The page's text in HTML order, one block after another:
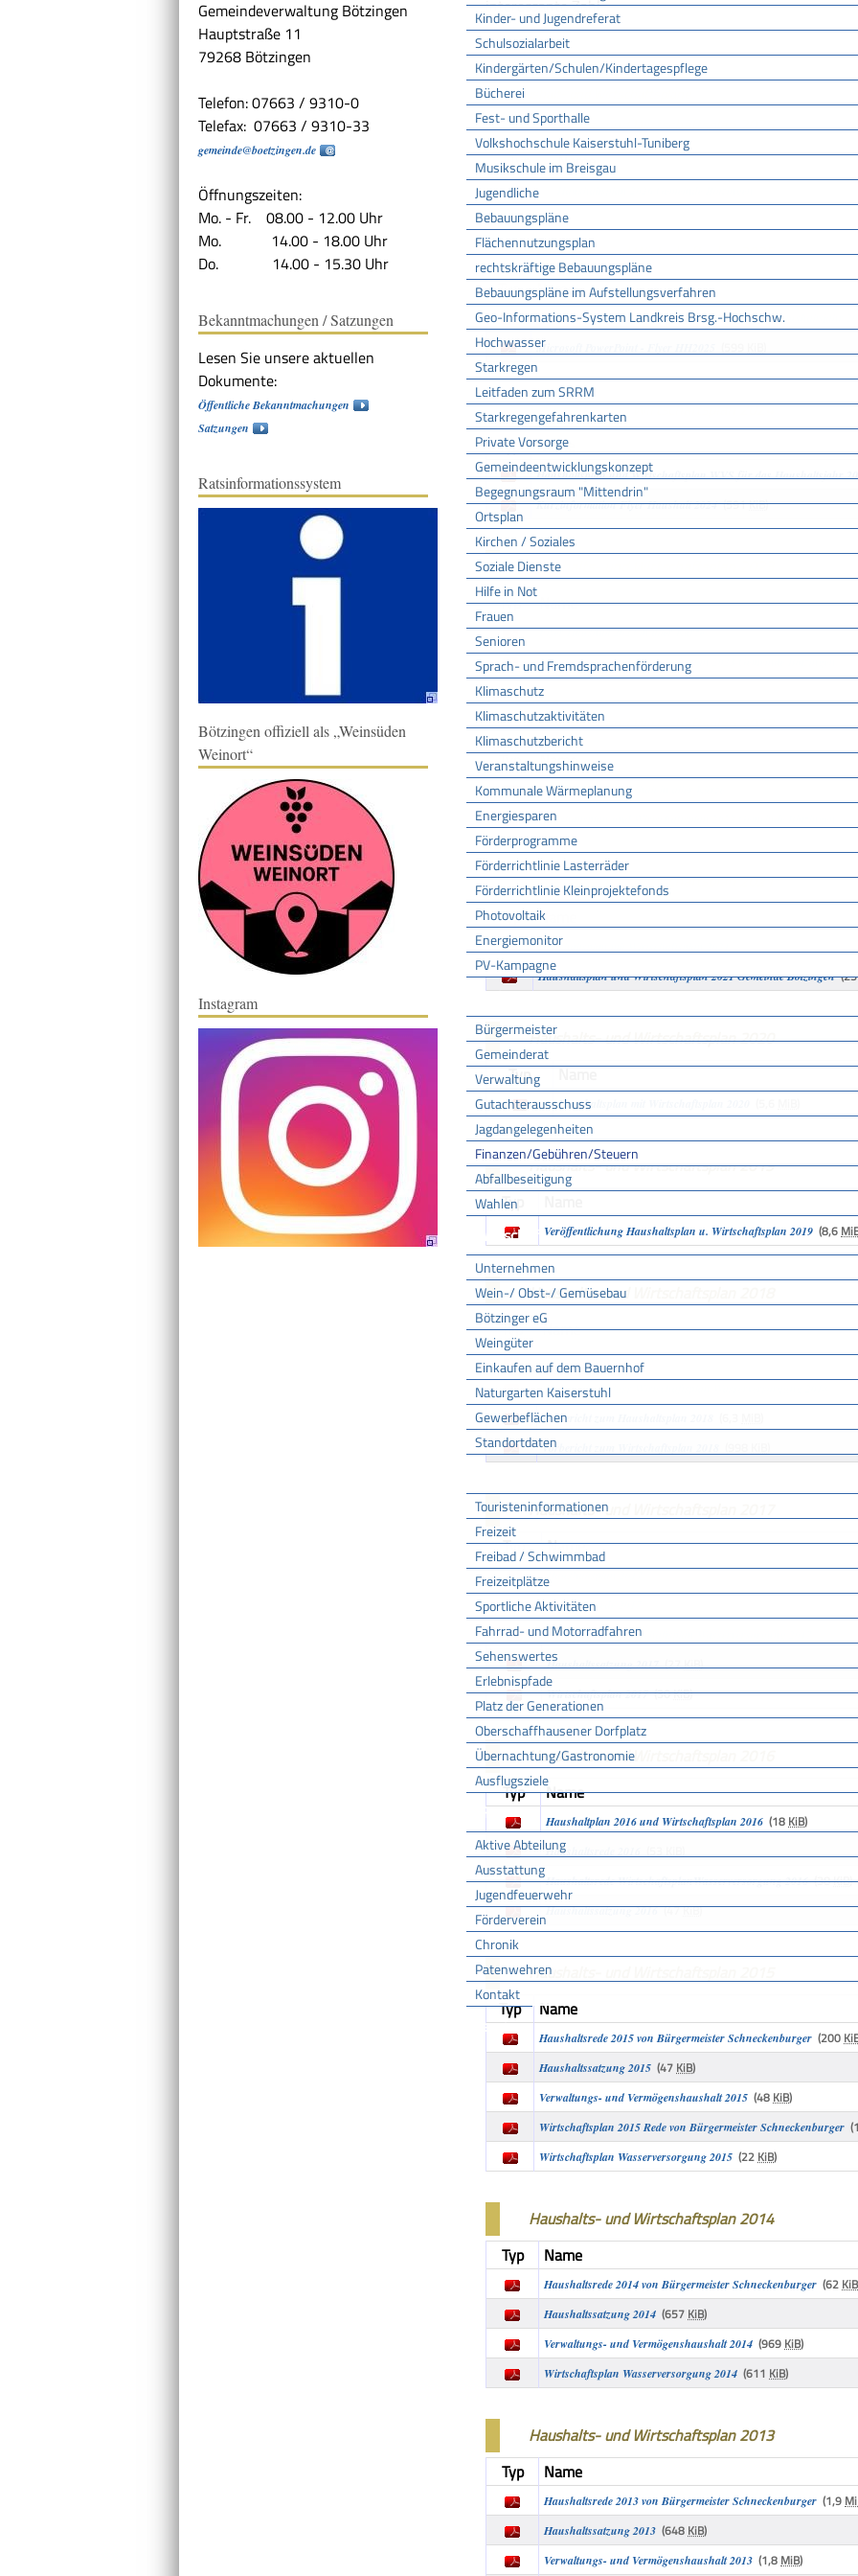
Kinder- und Jugendreferat
Schulsozialarbeit
Kindergärten/Schulen/Kindertagespflege
Bücherei
Fest- und Sporthalle
Volkshochschule Kaiserstuhl-Tuniberg
Musikschule im Breisgau
Jugendliche
Bebauungspläne
Flächennutzungsplan
rechtskräftige Bebauungspläne
Bebauungspläne im Aufstellungsverfahren
Geo-Informations-System Landkreis Brsg.-Hochschw.
Hochwasser
Starkregen
Leitfaden zum SRRM
Starkregengefahrenkarten
Private Vorsorge
Gemeindeentwicklungskonzept
Begegnungsraum "Mittendrin"
Ortsplan
Kirchen / Soziales
Soziale Dienste
Hilfe in Not
Frauen
Senioren
Sprach- und Fremdsprachenförderung
Klimaschutz
Klimaschutzaktivitäten
Klimaschutzbericht
Veranstaltungshinweise
Kommunale Wärmeplanung
Energiesparen
Förderprogramme
Förderrichtlinie Lasterräder
Förderrichtlinie Kleinprojektefonds
Photovoltaik
Energiemonitor
PV-Kampagne
Rathaus
Bürgermeister
Gemeinderat
Verwaltung
Gutachterausschuss
Jagdangelegenheiten
Finanzen/Gebühren/Steuern
Abfallbeseitigung
Wahlen
Wirtschaft
Unternehmen
Wein-/ Obst-/ Gemüsebau
Bötzinger eG
Weingüter
Einkaufen auf dem Bauernhof
Naturgarten Kaiserstuhl
Gewerbeflächen
Standortdaten
Touristeninformationen
Freizeit
Freibad / Schwimmbad
Freizeitplätze
Sportliche Aktivitäten
Fahrrad- und Motorradfahren
Sehenswertes
Erlebnispfade
Platz der Generationen
Oberschaffhausener Dorfplatz
Übernachtung/Gastronomie
Ausflugsziele
FFW
Aktive Abteilung
Ausstattung
Jugendfeuerwehr
Förderverein
Chronik
Patenwehren
Kontakt
Vereine
Gemeindeverwaltung Bötzingen
Hauptstraße 11
79268 Bötzingen
Telefon: 07663 / 9310-0
Telefax: 07663 / 9310-33
gemeinde@boetzingen.de
Öffnungszeiten:
Mo. - Fr. 08.00 - 12.00 Uhr
Mo. 14.00 - 18.00 Uhr
Do. 14.00 - 15.30 Uhr
Bekanntmachungen / Satzungen
Lesen Sie unsere aktuellen
Dokumente:
Öffentliche Bekanntmachungen
Satzungen
Ratsinformationssystem
Bötzingen offiziell als „Weinsüden
Weinort“
Instagram
interessante Zahl.
Haushalt- und Wirtschaftspläne
Haushalts- und Wirtschaftsplan 2026
Typ
Name
Haushalts- und Wirtschaftsplan 2025
Typ
Name
Haushaltsplan und Wirtschaftsplan WVS für das Haushaltsjahr
Microsoft PowerPoint - Flyer HH2025
Haushalts- und Wirtschaftsplan 2024
Typ
Name
Haushaltsplan und Wirtschaftsplan WVS für das Haushaltsjahr
Kurzinformation Flyer Haushalt 2024(591KiB)
Haushalts- und Wirtschaftsplan 2023
Typ
Name
Flyer Haushalt 2023 in aller Kürze(1,6MiB)
Haushaltsplan und Wirtschaftsplan 2023 Gemeinde Bötzingen
Haushalts- und Wirtschaftsplan 2022
Typ
Name
Flyer HH 2022 Haushalt in aller Kürze
Haushaltsplan und Wirtschaftsplan 2022 Gemeinde Bötzingen
Haushalts- und Wirtschaftsplan 2021
Typ
Name
Haushaltsplan mit Wirtschaftsplan 2021
Haushaltsplan und Wirtschaftsplan 2021 Gemeinde Bötzingen
Haushalts- und Wirtschaftsplan 2020
Typ
Name
Haushaltsplan mit Wirtschaftsplan 2020
Haushalts- und Wirtschaftsplan 2019
Typ
Veröffentlichung Haushaltsplan u. Wirtschaftsplan 2019 (8,6
Haushalts- und Wirtschaftsplan 2018
Typ
Name
Haushaltssatzung 2018(872KiB)
Satzungsbeschluss Wirtschaftsplan Wasserversorgung 2018
Vorbericht zum Haushaltsplan 2018
Vorbericht zum Wirtschaftsplan 2018
Haushalts- und Wirtschaftsplan 2017
Typ
Name
Haushaltsrede 2017
Haushaltsrede Wirtschaftsplan Wasserversorgung 2017
Haushaltssatzung 2017(27KiB)
Wirtschaftsplan 2017(30KiB)
Haushalts- und Wirtschaftsplan 2016
Typ
Name
Haushaltplan 2016 und Wirtschaftsplan 2016 (18 KiB)
Haushaltsrede 2016
Haushaltsrede WirtschaftsplanWasserversorgung 2016(38KiB)
Haushaltssatzung 2016(47KiB)
Haushalts- und Wirtschaftsplan 2015
Typ
Name
Haushaltsrede 2015 von Bürgermeister Schneckenburger (200
Haushaltssatzung 2015 (47 KiB)
Verwaltungs- und Vermögenshaushalt 2015 (48 KiB)
Wirtschaftsplan 2015 Rede von Bürgermeister Schneckenburger
Wirtschaftsplan Wasserversorgung 2015 (22 KiB)
Haushalts- und Wirtschaftsplan 2014
Typ
Name
Haushaltsrede 2014 von Bürgermeister Schneckenburger (62 KiB
Haushaltssatzung 2014 (657 KiB)
Verwaltungs- und Vermögenshaushalt 2014 (969 KiB)
Wirtschaftsplan Wasserversorgung 2014 (611 KiB)
Haushalts- und Wirtschaftsplan 2013
Typ
Name
Haushaltsrede 2013 von Bürgermeister Schneckenburger (1,9
Haushaltssatzung 2013 (648 KiB)
Verwaltungs- und Vermögenshaushalt 2013 (1,8 MiB)